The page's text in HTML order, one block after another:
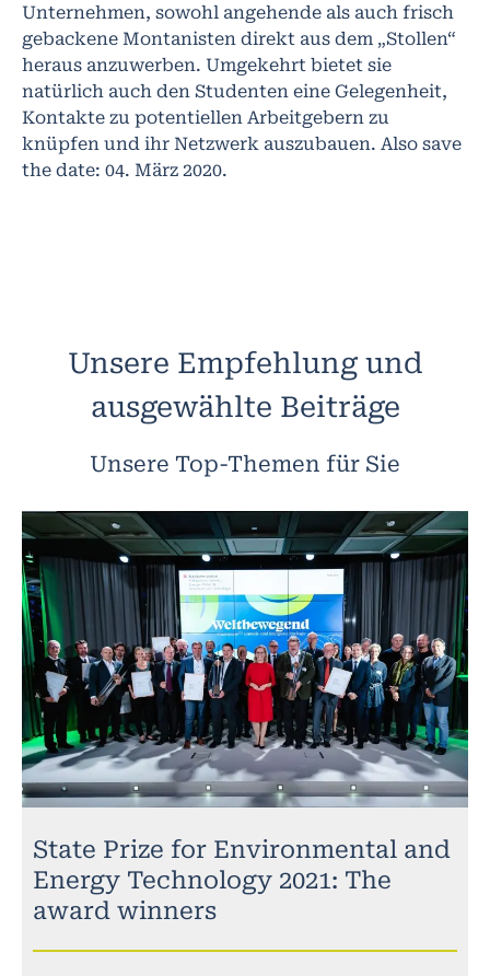
Unternehmen, sowohl angehende als auch frisch
gebackene Montanisten direkt aus dem „Stollen“
heraus anzuwerben. Umgekehrt bietet sie
natürlich auch den Studenten eine Gelegenheit,
Kontakte zu potentiellen Arbeitgebern zu
knüpfen und ihr Netzwerk auszubauen. Also save
the date: 04. März 2020.
Unsere Empfehlung und
ausgewählte Beiträge
Unsere Top-Themen für Sie
State Prize for Environmental and
Energy Technology 2021: The
award winners